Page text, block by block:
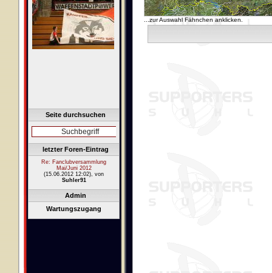
Seite durchsuchen
letzter Foren-Eintrag
Re: Fanclubversammlung
Mai/Juni 2012
(15.06.2012 12:02), von
Suhler91
Admin
Wartungszugang
...zur Auswahl Fähnchen anklicken.